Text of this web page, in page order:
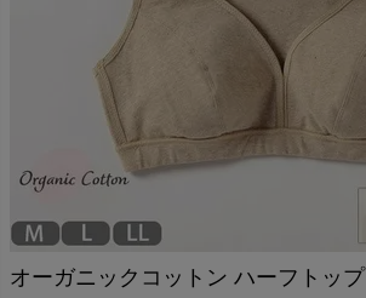
オーガニックコットン ハーフトップ